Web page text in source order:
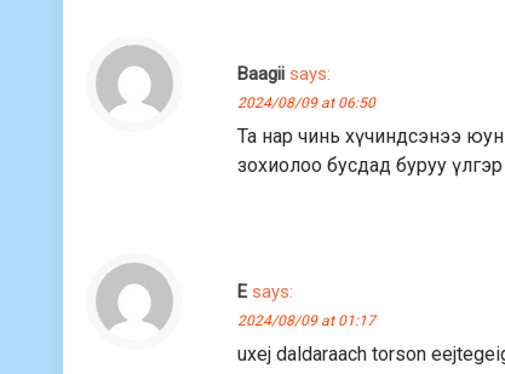
Baagii says:
2024/08/09 at 06:50
Та нар чинь хүчиндсэнээ
зохиолоо бусдад буруу
E says:
2024/08/09 at 01:17
uxej daldaraach torson